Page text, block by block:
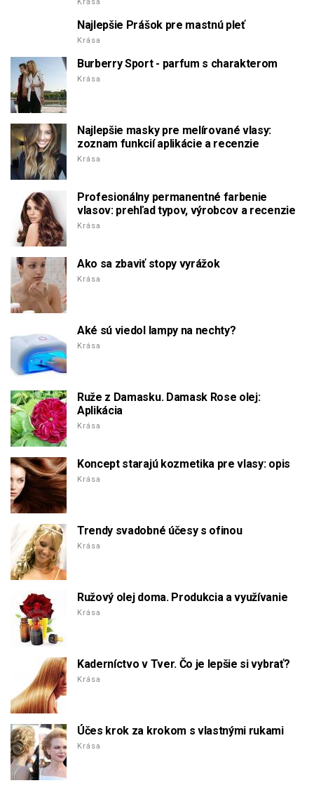
Najlepšie Prášok pre mastnú pleť
Krása
Burberry Sport - parfum s charakterom
Krása
Najlepšie masky pre melírované vlasy:
zoznam funkcií aplikácie a recenzie
Krása
Profesionálny permanentné farbenie
vlasov: prehľad typov, výrobcov a recenzie
Krása
Ako sa zbaviť stopy vyrážok
Krása
Aké sú viedol lampy na nechty?
Krása
Ruže z Damasku. Damask Rose olej:
Aplikácia
Krása
Koncept starajú kozmetika pre vlasy: opis
Krása
Trendy svadobné účesy s ofinou
Krása
Ružový olej doma. Produkcia a využívanie
Krása
Kaderníctvo v Tver. Čo je lepšie si vybrať?
Krása
Účes krok za krokom s vlastnými rukami
Krása